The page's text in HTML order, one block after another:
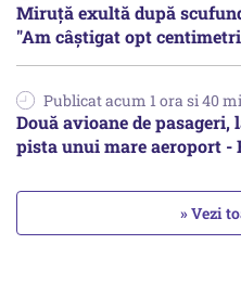
Miruță exultă după
"Am câștigat opt
Publicat acum 1 ora si 40
Două avioane de pasageri,
pista unui mare aeroport -
» Vezi